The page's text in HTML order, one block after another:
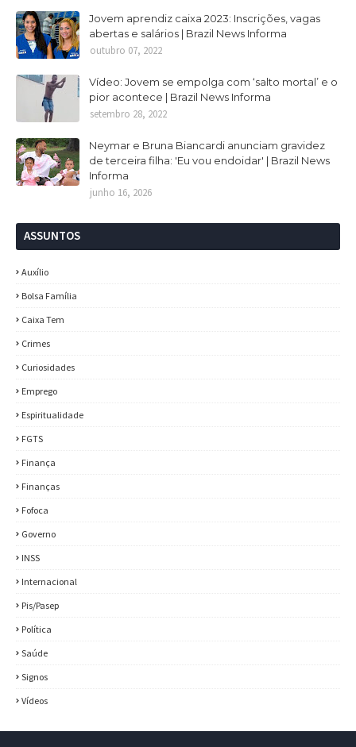
Jovem aprendiz caixa 2023: Inscrições, vagas
abertas e salários | Brazil News Informa
outubro 07, 2022
Vídeo: Jovem se empolga com ‘salto mortal’ e o
pior acontece | Brazil News Informa
setembro 28, 2022
Neymar e Bruna Biancardi anunciam gravidez
de terceira filha: 'Eu vou endoidar' | Brazil News
Informa
junho 16, 2026
ASSUNTOS
Auxílio
Bolsa Família
Caixa Tem
Crimes
Curiosidades
Emprego
Espiritualidade
FGTS
Finança
Finanças
Fofoca
Governo
INSS
Internacional
Pis/Pasep
Política
Saúde
Signos
Vídeos